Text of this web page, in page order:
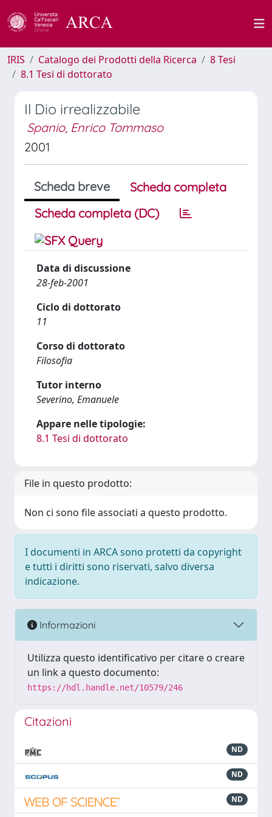
IRIS Catalogo dei Prodotti della Ricerca
8 Tesi
8.1 Tesi di dottorato
Il Dio irrealizzabile
Spanio, Enrico Tommaso
2001
Scheda breve
Scheda completa
Scheda completa (DC)
Data di discussione
28-feb-2001
Ciclo di dottorato
11
Corso di dottorato
Filosofia
Tutor interno
Severino, Emanuele
Appare nelle tipologie:
8.1 Tesi di dottorato
File in questo prodotto:
Non ci sono file associati a questo prodotto.
I documenti in ARCA sono protetti da copyright
e tutti i diritti sono riservati, salvo diversa
indicazione.
Informazioni
Utilizza questo identificativo per citare o creare
un link a questo documento:
https://hdl.handle.net/10579/246
Citazioni
ND
ND
ND